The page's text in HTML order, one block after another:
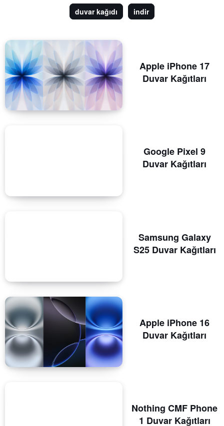
duvar kağıdı indir
Apple iPhone 17
Duvar Kağıtları
Google Pixel 9
Duvar Kağıtları
Samsung Galaxy
S25 Duvar Kağıtları
Apple iPhone 16
Duvar Kağıtları
Nothing CMF Phone
1 Duvar Kağıtları